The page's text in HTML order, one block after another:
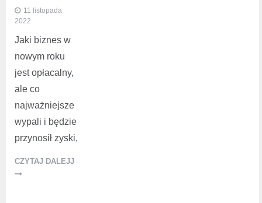
11 listopada
2022
Jaki biznes w
nowym roku
jest opłacalny,
ale co
najważniejsze
wypali i będzie
przynosił zyski,
CZYTAJ DALEJJ